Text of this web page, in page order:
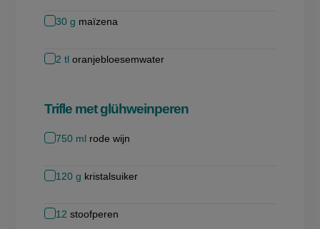
30 g maïzena
2 tl oranjebloesemwater
Trifle met glühweinperen
750 ml rode wijn
120 g kristalsuiker
12 stoofperen